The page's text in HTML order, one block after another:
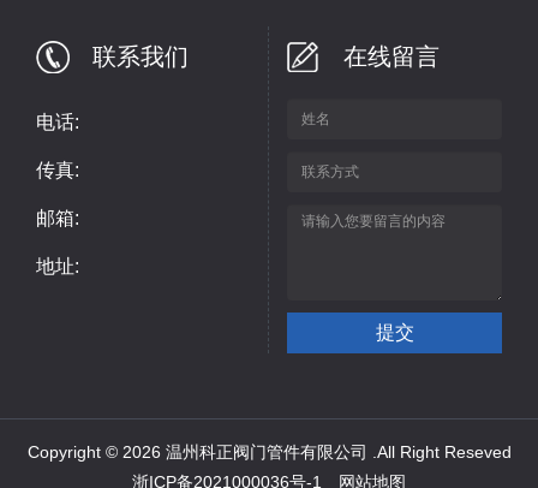
联系我们
电话:
传真:
邮箱:
地址:
在线留言
Copyright © 2026 温州科正阀门管件有限公司 .All Right Reseved
浙ICP备2021000036号-1
网站地图